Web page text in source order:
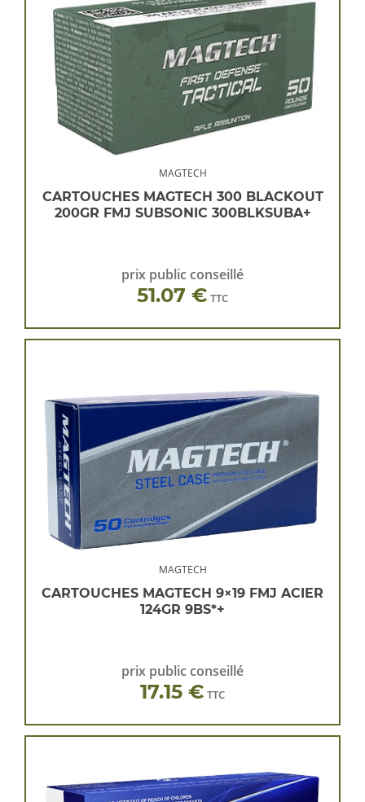
MAGTECH
CARTOUCHES MAGTECH 300 BLACKOUT
200GR FMJ SUBSONIC 300BLKSUBA+
prix public conseillé
51.07 € TTC
MAGTECH
CARTOUCHES MAGTECH 9×19 FMJ ACIER
124GR 9BS*+
prix public conseillé
17.15 € TTC